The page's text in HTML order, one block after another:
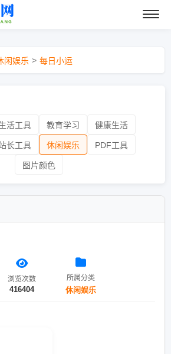
闲娱乐 > 每日小运
活工具 教育学习 健康生活
长工具 休闲娱乐 PDF工具
图片颜色
浏览次数
416404
所属分类
休闲娱乐